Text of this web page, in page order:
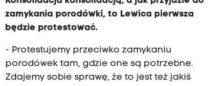
zamykania porodówki, to Lewica pierwsza
będzie protestować.
- Protestujemy przeciwko zamykaniu
porodówek tam, gdzie one są potrzebne.
Zdajemy sobie sprawę, że to jest też jakiś